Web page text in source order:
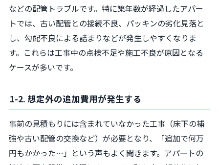
などの配管トラブルです。特に築年数が経過したアパー
トでは、古い配管との接続不良、パッキンの劣化見落と
し、勾配不良による詰まりなどが発生しやすくなりま
す。これらは工事中の点検不足や施工不良が原因となる
ケースが多いです。
1-2. 想定外の追加費用が発生する
事前の見積もりには含まれていなかった工事（床下の補
強や古い配管の交換など）が必要となり、「追加で何万
円もかかった…」という声もよく聞きます。アパートの